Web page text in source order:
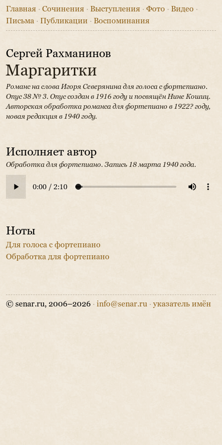
Главная · Сочинения · Выступления · Фото · Видео ·
Письма · Публикации · Воспоминания
Сергей Рахманинов
Маргаритки
Романс на слова Игоря Северянина для голоса с фортепиано.
Опус 38 № 3. Опус создан в 1916 году и посвящён Нине Кошиц.
Авторская обработка романса для фортепиано в 1922? году,
новая редакция в 1940 году.
Исполняет автор
Обработка для фортепиано. Запись 18 марта 1940 года.
Ноты
Для голоса с фортепиано
Обработка для фортепиано
© senar.ru, 2006–2026 · info@senar.ru · указатель имён